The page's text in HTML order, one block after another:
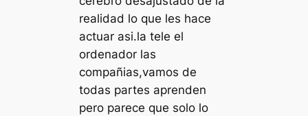
realidad lo que les hace
actuar asi.la tele el
ordenador las
compañias,vamos de
todas partes aprenden
pero parece que solo lo